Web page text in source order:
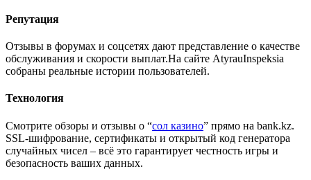
Репутация
Отзывы в форумах и соцсетях дают представление о качестве
обслуживания и скорости выплат.На сайте AtyrauInspeksia
собраны реальные истории пользователей.
Технология
Смотрите обзоры и отзывы о “сол казино” прямо на bank.kz.
SSL‑шифрование, сертификаты и открытый код генератора
случайных чисел – всё это гарантирует честность игры и
безопасность ваших данных.